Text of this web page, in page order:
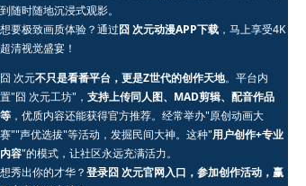
到随时随地沉浸式观影。
想要极致画质体验？通过囧 次元动漫APP下载 ，马上享受4K
超清视觉盛宴！
囧 次元不只是看番平台，更是Z世代的创作天地。平台内
置"囧 次元工坊"， 支持上传同人图、MAD剪辑、配音作品
等 ，优质内容还能获得官方推荐。经常举办"原创动画大
赛""声优选拔"等活动，发掘民间大神。这种"用户创作+专业
内容"的模式，让社区永远充满活力。
想秀出你的才华？登录囧 次元官网入口，参加创作活动，赢